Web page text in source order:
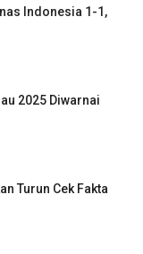
Indonesia 1-1,
2025 Diwarnai
Turun Cek Fakta